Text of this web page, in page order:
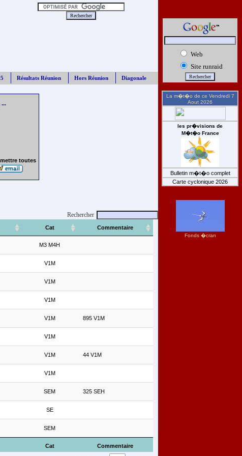
Résultats Réunion Hors Réunion Diagonale
...
toutes
Rechercher
Cat Commentaire
Cat Commentaire
M3 M4H
V1M
V1M
V1M
V1M 895 V1M
V1M
V1M 44 V1M
V1M
SEM 325 SEH
SE
SEM
Web
Site runraid
La m�t�o de ce Vendredi 7
Aout 2026
les pr�visions de
M�t�o France
Bulletin m�t�o complet
Carte cyclonique 2026
Fonds �cran